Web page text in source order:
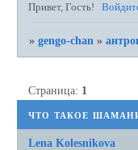
Привет, Гость!
»gengo-chan »
что такое
Страница: 1
Lena Kolesnikova